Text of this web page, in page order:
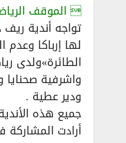
 الموقف
تواجه أندية
لها إرباكا
الطائرة»ولدى
واشرفية صحنايا
ودير عطية .
جميع هذه
أرادت